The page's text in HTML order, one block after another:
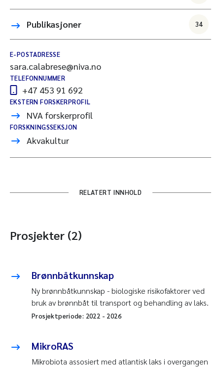
Publikasjoner 34
E-POSTADRESSE
sara.calabrese@niva.no
TELEFONNUMMER
+47 453 91 692
EKSTERN FORSKERPROFIL
NVA forskerprofil
FORSKNINGSSEKSJON
Akvakultur
RELATERT INNHOLD
Prosjekter (2)
Brønnbåtkunnskap
Ny brønnbåtkunnskap - biologiske risikofaktorer ved
bruk av brønnbåt til transport og behandling av laks.
Prosjektperiode: 2022 - 2026
MikroRAS
Mikrobiota assosiert med atlantisk laks i overgangen